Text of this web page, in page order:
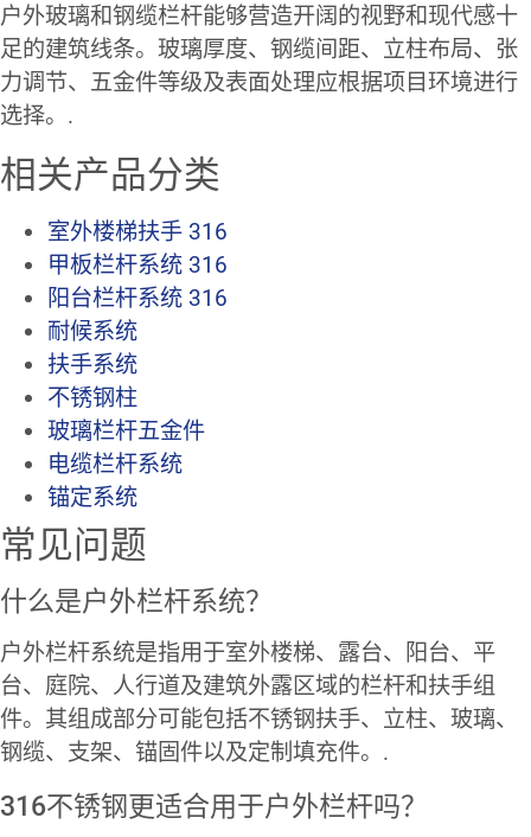
户外玻璃和钢缆栏杆能够营造开阔的视野和现代感十
足的建筑线条。玻璃厚度、钢缆间距、立柱布局、张
力调节、五金件等级及表面处理应根据项目环境进行
选择。.
相关产品分类
室外楼梯扶手 316
甲板栏杆系统 316
阳台栏杆系统 316
耐候系统
扶手系统
不锈钢柱
玻璃栏杆五金件
电缆栏杆系统
锚定系统
常见问题
什么是户外栏杆系统？
户外栏杆系统是指用于室外楼梯、露台、阳台、平
台、庭院、人行道及建筑外露区域的栏杆和扶手组
件。其组成部分可能包括不锈钢扶手、立柱、玻璃、
钢缆、支架、锚固件以及定制填充件。.
316不锈钢更适合用于户外栏杆吗？